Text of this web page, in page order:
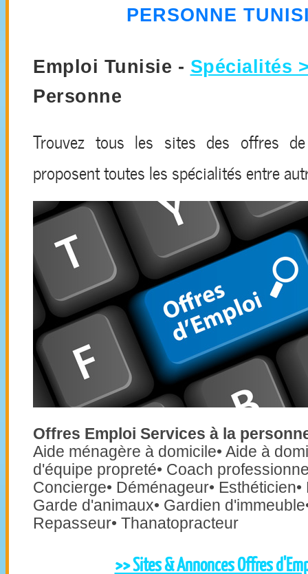
PERSONNE
Emploi Tunisie - Spécialités
Personne
Trouvez tous les sites des offres
proposent toutes les spécialités entre
Offres Emploi Services à la
Aide ménagère à domicile• Aide à
d'équipe propreté• Coach
Concierge• Déménageur•
Garde d'animaux• Gardien
Repasseur• Thanatopracteur
>> Sites & Annonces Offres